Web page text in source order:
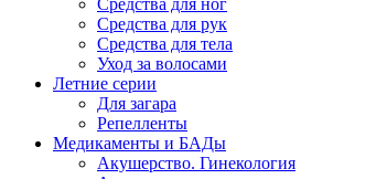
Средства для ног
Средства для рук
Средства для тела
Уход за волосами
Летние серии
Для загара
Репелленты
Медикаменты и БАДы
Акушерство. Гинекология